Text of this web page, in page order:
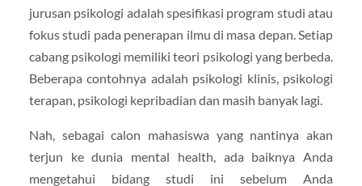
jurusan psikologi adalah spesifikasi program studi atau
fokus studi pada penerapan ilmu di masa depan. Setiap
cabang psikologi memiliki teori psikologi yang berbeda.
Beberapa contohnya adalah psikologi klinis, psikologi
terapan, psikologi kepribadian dan masih banyak lagi.
Nah, sebagai calon mahasiswa yang nantinya akan
terjun ke dunia mental health, ada baiknya Anda
mengetahui bidang studi ini sebelum Anda